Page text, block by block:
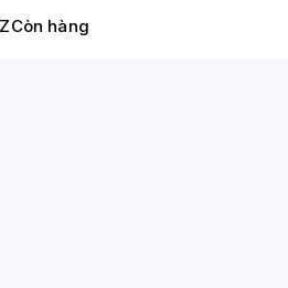
Còn hàng